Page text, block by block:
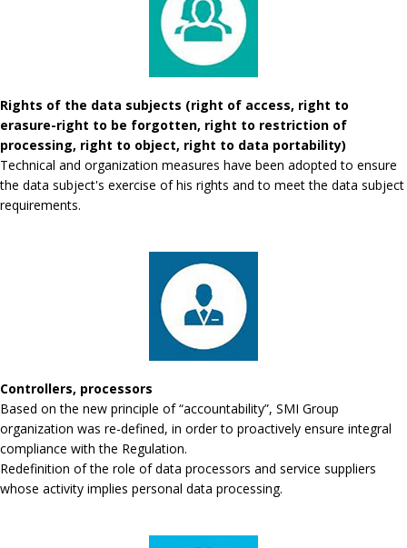
Rights of the data subjects (right of access, right to
erasure-right to be forgotten, right to restriction of
processing, right to object, right to data portability)
Technical and organization measures have been adopted to ensure
the data subject's exercise of his rights and to meet the data subject
requirements.
Controllers, processors
Based on the new principle of “accountability”, SMI Group
organization was re-defined, in order to proactively ensure integral
compliance with the Regulation.
Redefinition of the role of data processors and service suppliers
whose activity implies personal data processing.